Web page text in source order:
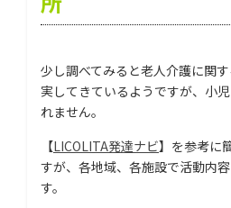
少し調べてみると老人介護に関
実してきているようですが、小
れません。
【LICOLITA発達ナビ】を参考に
すが、各地域、各施設で活動内
す。